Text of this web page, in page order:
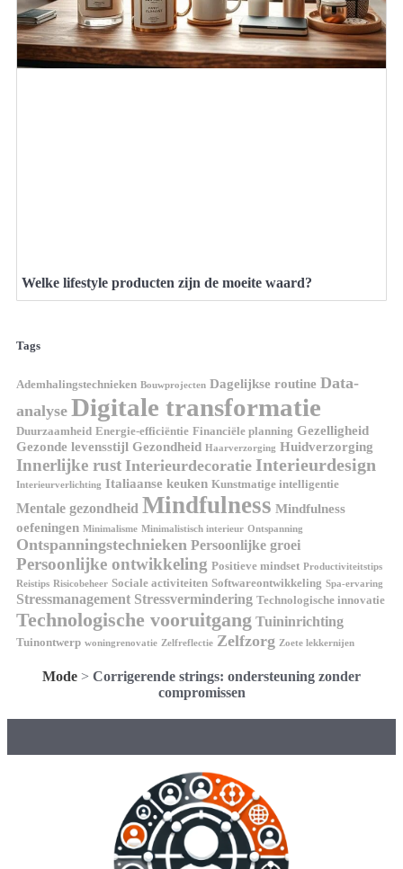
Welke lifestyle producten zijn de moeite waard?
Tags
Ademhalingstechnieken Bouwprojecten Dagelijkse routine Data-
analyse Digitale transformatie
Duurzaamheid Energie-efficiëntie Financiële planning Gezelligheid
Gezonde levensstijl Gezondheid Haarverzorging Huidverzorging
Innerlijke rust Interieurdecoratie Interieurdesign
Interieurverlichting Italiaanse keuken Kunstmatige intelligentie
Mentale gezondheid Mindfulness Mindfulness
oefeningen Minimalisme Minimalistisch interieur Ontspanning
Ontspanningstechnieken Persoonlijke groei
Persoonlijke ontwikkeling Positieve mindset Productiviteitstips
Reistips Risicobeheer Sociale activiteiten Softwareontwikkeling Spa-ervaring
Stressmanagement Stressvermindering Technologische innovatie
Technologische vooruitgang Tuininrichting
Tuinontwerp woningrenovatie Zelfreflectie Zelfzorg Zoete lekkernijen
Mode > Corrigerende strings: ondersteuning zonder
compromissen